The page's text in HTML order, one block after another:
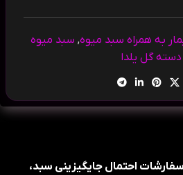
به همراه سبد میوه, سبد میوه
گل یلدا
احتمال جایگیزینی سبد،